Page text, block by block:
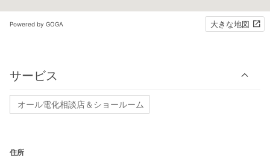
Powered by GOGA 大きな地図
サービス
オール電化相談店＆ショールーム
住所